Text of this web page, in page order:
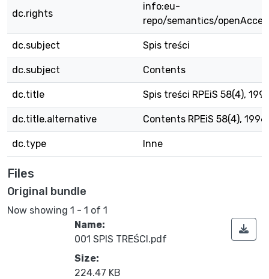
dc.rights
info:eu-
repo/semantics/
dc.subject Spis treści
dc.subject Contents
dc.title Spis treści RPEiS 58(4),
dc.title.alternative Contents RPEiS 58(4), 1996
dc.type Inne
Files
Original bundle
Now showing 1 - 1 of 1
Name:
001 SPIS TREŚCI.pdf
Size:
224.47 KB